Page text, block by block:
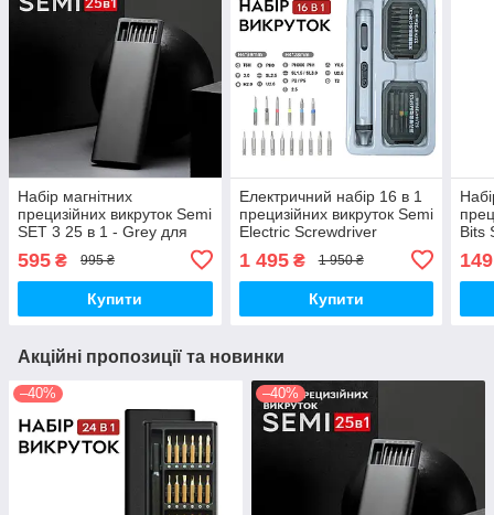
Набір магнітних
прецизійних викруток Semi
SET 3 25 в 1 - Grey для
ремонту в кейсі
595 ₴ 995 ₴
Купити
Електричний набір 16 в 1
прецизійних викруток Semi
Electric Screwdriver
1 495₴ 1 950 ₴
Купити
Bits
149
Акційні пропозиції та новинки
–40% –40%